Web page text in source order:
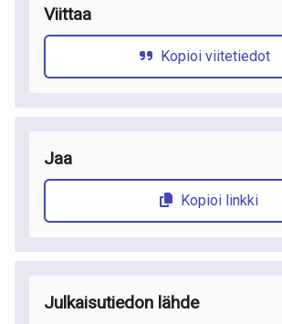
Viittaa
Kopioi viitetiedot
Jaa
Kopioi linkki
Julkaisutiedon lähde